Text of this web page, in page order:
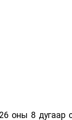
оны 8 дугаар